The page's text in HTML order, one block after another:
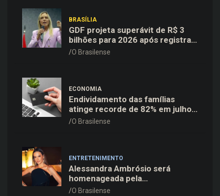
BRASÍLIA
GDF projeta superávit de R$ 3
bilhões para 2026 após registrar
recuo no déficit
O Brasilense
ECONOMIA
Endividamento das famílias
atinge recorde de 82% em julho;
cartão de crédito segue como
O Brasilense
ENTRETENIMENTO
Alessandra Ambrósio será
homenageada pela
BrazilFoundation no New York
O Brasilense